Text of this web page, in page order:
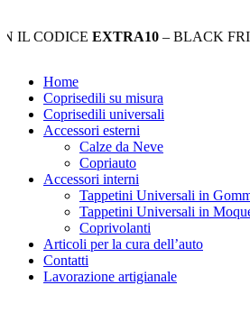
EXTRA10– BLACK FRIDAY –
Home
Coprisedili su misura
Coprisedili universali
Accessori esterni
Calze da Neve
Copriauto
Accessori interni
Tappetini Universali in
Tappetini Universali in
Coprivolanti
Articoli per la cura dell’auto
Contatti
Lavorazione artigianale